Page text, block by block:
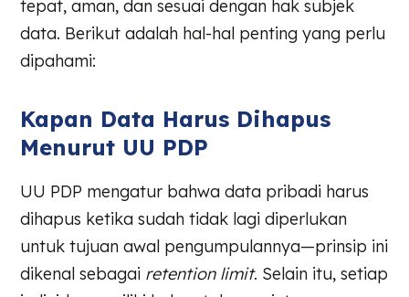
tepat, aman, dan sesuai dengan hak subjek
data. Berikut adalah hal-hal penting yang perlu
dipahami:
Kapan Data Harus Dihapus
Menurut UU PDP
UU PDP mengatur bahwa data pribadi harus
dihapus ketika sudah tidak lagi diperlukan
untuk tujuan awal pengumpulannya—prinsip ini
dikenal sebagai retention limit. Selain itu, setiap